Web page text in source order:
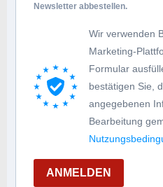
Newsletter abbestellen.
Wir verwenden
Marketing-
Formular
bestätigen Sie,
angegebenen
Bearbeitung
ANMELDEN